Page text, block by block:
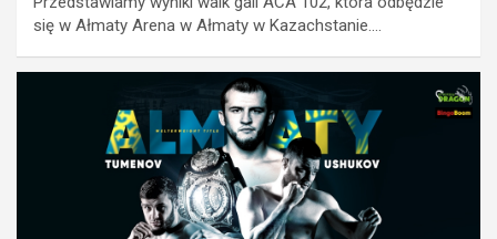
się w Ałmaty Arena w Ałmaty w Kazachstanie.…